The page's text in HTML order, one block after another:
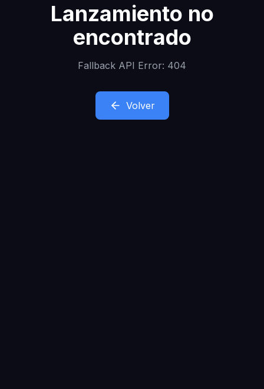
Lanzamiento no
encontrado
Fallback API Error: 404
Volver